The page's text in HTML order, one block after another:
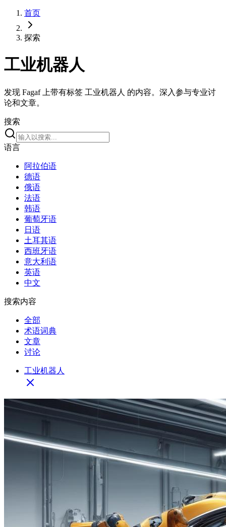
首页
探索
工业机器人
发现 Fagaf 上带有标签 工业机器人 的内容。深入参与专业讨
论和文章。
搜索
语言
阿拉伯语
德语
俄语
法语
韩语
葡萄牙语
日语
土耳其语
西班牙语
意大利语
英语
中文
搜索内容
全部
术语词典
文章
讨论
工业机器人